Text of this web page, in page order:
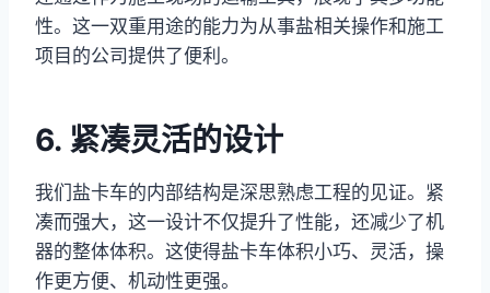
性。这一双重用途的能力为从事盐相关操作和施工
项目的公司提供了便利。
6. 紧凑灵活的设计
我们盐卡车的内部结构是深思熟虑工程的见证。紧
凑而强大，这一设计不仅提升了性能，还减少了机
器的整体体积。这使得盐卡车体积小巧、灵活，操
作更方便、机动性更强。